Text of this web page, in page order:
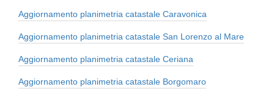
Aggiornamento planimetria catastale Caravonica
Aggiornamento planimetria catastale San Lorenzo al Mare
Aggiornamento planimetria catastale Ceriana
Aggiornamento planimetria catastale Borgomaro